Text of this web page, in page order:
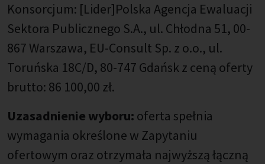
Konsorcjum: [Lider]Polska Agencja Ewaluacji
Sektora Publicznego S.A., ul. Chłodna 51, 00-
867 Warszawa, EU-Consult Sp. z o.o., ul.
Toruńska 18C/D, 80-747 Gdańsk z ceną oferty
brutto: 86 100,00 zł.
Uzasadnienie wyboru: oferta spełnia
wymagania określone w Zapytaniu
ofertowym oraz otrzymała najwyższą łączną